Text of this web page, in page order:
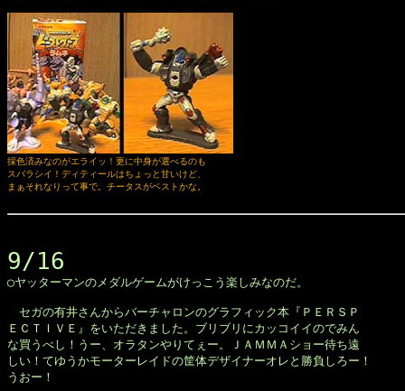
採色済みなのがエライッ！更に中身が選べるのも
スバラシイ！ディティールはちょっと甘いけど、
まぁそれなりって事で。チータスがベストかな。
9/16
◯ヤッターマンのメダルゲームがけっこう楽しみなのだ。
セガの有井さんからバーチャロンのグラフィック本『ＰＥＲＳＰ
ＥＣＴＩＶＥ』をいただきました。ブリブリにカッコイイのでみん
な買うべし！うー、オラタンやりてぇー。ＪＡＭＭＡショー待ち遠
しい！てゆうかモーターレイドの筐体デザイナーオレと勝負しろー！
うおー！